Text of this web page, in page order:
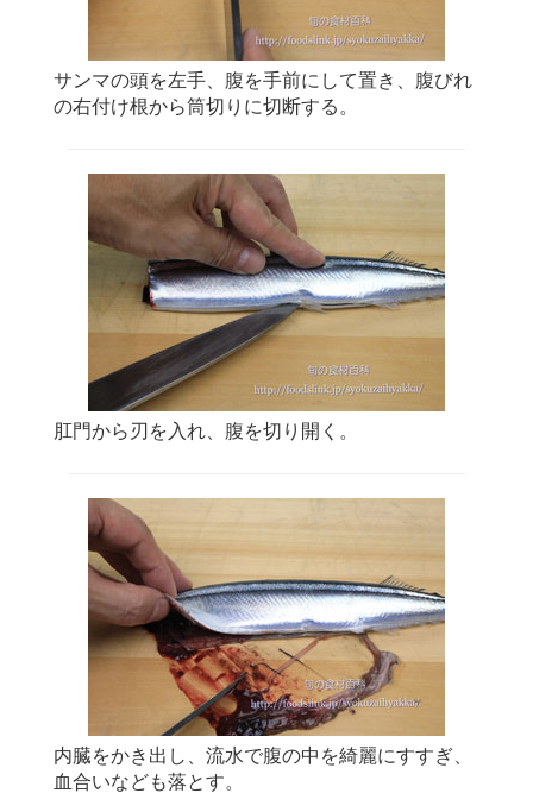
サンマの頭を左手、腹を手前にして置き、腹びれ
の右付け根から筒切りに切断する。
肛門から刃を入れ、腹を切り開く。
内臓をかき出し、流水で腹の中を綺麗にすすぎ、
血合いなども落とす。